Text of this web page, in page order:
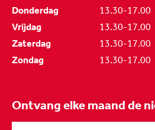
Donderdag
13.30-17.00
Vrijdag
13.30-17.00
Zaterdag
13.30-17.00
Zondag
13.30-17.00
Ontvang elke maand de